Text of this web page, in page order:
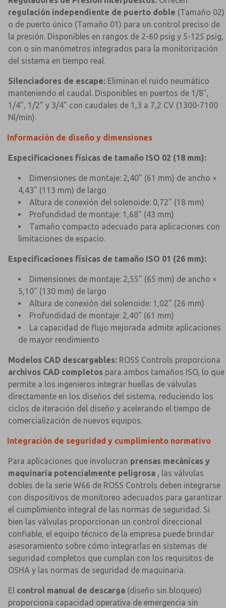
regulación independiente de puerto doble (Tamaño 02)
o de puerto único (Tamaño 01) para un control preciso de
la presión. Disponibles en rangos de 2-60 psig y 5-125 psig,
con o sin manómetros integrados para la monitorización
del sistema en tiempo real.
Silenciadores de escape: Eliminan el ruido neumático
manteniendo el caudal. Disponibles en puertos de 1/8",
1/4", 1/2" y 3/4" con caudales de 1,3 a 7,2 CV (1300-7100
Nl/min).
Información de diseño y dimensiones
Especificaciones físicas de tamaño ISO 02 (18 mm):
Dimensiones de montaje: 2,40" (61 mm) de ancho ×
4,43" (113 mm) de largo
Altura de conexión del solenoide: 0,72" (18 mm)
Profundidad de montaje: 1,68" (43 mm)
Tamaño compacto adecuado para aplicaciones con
limitaciones de espacio.
Especificaciones físicas de tamaño ISO 01 (26 mm):
Dimensiones de montaje: 2,55" (65 mm) de ancho ×
5,10" (130 mm) de largo
Altura de conexión del solenoide: 1,02" (26 mm)
Profundidad de montaje: 2,40" (61 mm)
La capacidad de flujo mejorada admite aplicaciones
de mayor rendimiento
Modelos CAD descargables: ROSS Controls proporciona
archivos CAD completos para ambos tamaños ISO, lo que
permite a los ingenieros integrar huellas de válvulas
directamente en los diseños del sistema, reduciendo los
ciclos de iteración del diseño y acelerando el tiempo de
comercialización de nuevos equipos.
Integración de seguridad y cumplimiento normativo
Para aplicaciones que involucran prensas mecánicas y
maquinaria potencialmente peligrosa , las válvulas
dobles de la serie W66 de ROSS Controls deben integrarse
con dispositivos de monitoreo adecuados para garantizar
el cumplimiento integral de las normas de seguridad. Si
bien las válvulas proporcionan un control direccional
confiable, el equipo técnico de la empresa puede brindar
asesoramiento sobre cómo integrarlas en sistemas de
seguridad completos que cumplan con los requisitos de
OSHA y las normas de seguridad de maquinaria.
El control manual de descarga (diseño sin bloqueo)
proporciona capacidad operativa de emergencia sin